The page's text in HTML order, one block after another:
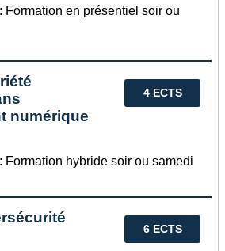
Formation en présentiel soir ou
4 ECTS
numérique
Formation hybride soir ou samedi
6 ECTS